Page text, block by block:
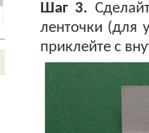
Шаг 3.
ленточки (для
приклейте с